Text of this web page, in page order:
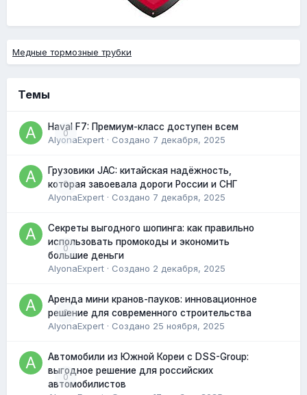
Медные тормозные трубки
Темы
0
Haval F7: Премиум-класс доступен всем
AlyonaExpert · Создано 7 декабря, 2025
0
Грузовики JAC: китайская надёжность,
которая завоевала дороги России и СНГ
AlyonaExpert · Создано 7 декабря, 2025
0
Секреты выгодного шопинга: как правильно
использовать промокоды и экономить
большие деньги
AlyonaExpert · Создано 2 декабря, 2025
0
Аренда мини кранов-пауков: инновационное
решение для современного строительства
AlyonaExpert · Создано 25 ноября, 2025
0
Автомобили из Южной Кореи с DSS-Group:
выгодное решение для российских
автомобилистов